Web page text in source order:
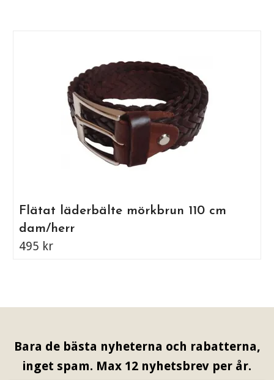
Flätat läderbälte mörkbrun 110 cm
dam/herr
495 kr
Bara de bästa nyheterna och rabatterna,
inget spam. Max 12 nyhetsbrev per år.